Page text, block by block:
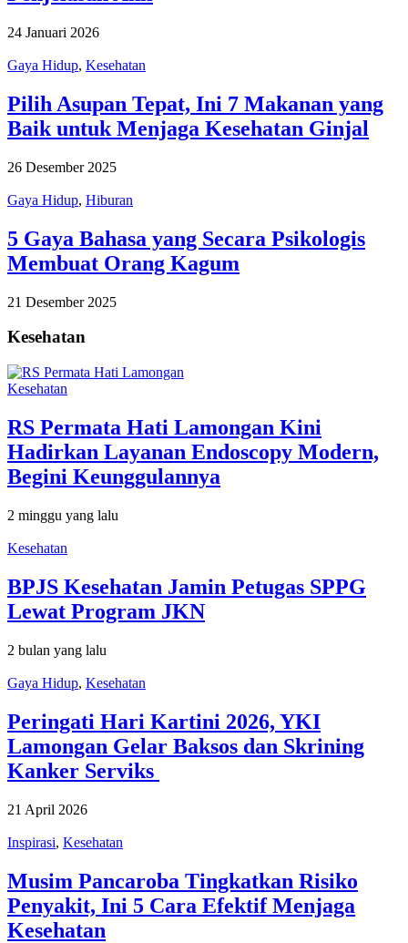
24 Januari 2026
Gaya Hidup, Kesehatan
Pilih Asupan Tepat, Ini 7 Makanan yang
Baik untuk Menjaga Kesehatan Ginjal
26 Desember 2025
Gaya Hidup, Hiburan
5 Gaya Bahasa yang Secara Psikologis
Membuat Orang Kagum
21 Desember 2025
Kesehatan
Kesehatan
RS Permata Hati Lamongan Kini
Hadirkan Layanan Endoscopy Modern,
Begini Keunggulannya
2 minggu yang lalu
Kesehatan
BPJS Kesehatan Jamin Petugas SPPG
Lewat Program JKN
2 bulan yang lalu
Gaya Hidup, Kesehatan
Peringati Hari Kartini 2026, YKI
Lamongan Gelar Baksos dan Skrining
Kanker Serviks
21 April 2026
Inspirasi, Kesehatan
Musim Pancaroba Tingkatkan Risiko
Penyakit, Ini 5 Cara Efektif Menjaga
Kesehatan